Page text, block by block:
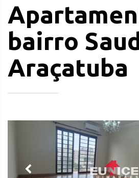
bairro
Araçatuba